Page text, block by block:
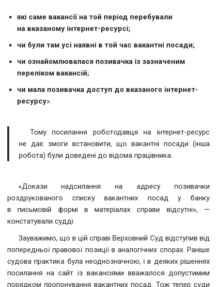
які саме вакансії на той період перебували
на вказаному інтернет-ресурсі;
чи були там усі наявні в той час вакантні посади;
чи ознайомлювалася позивачка із зазначеним
переліком вакансій;
чи мала позивачка доступ до вказаного інтернет-
ресурсу».
Тому посилання роботодавця на інтернет-ресурс
не дає змоги встановити, що вакантні посади (інша
робота) були доведені до відома працівника.
«Докази надсилання на адресу позивачки
роздрукованого списку вакантних посад у банку
в письмовій формі в матеріалах справи відсутні», —
констатували судді.
Зауважимо, що в цій справі Верховний Суд відступив від
попередньої правової позиції в аналогічних спорах. Раніше
судова практика була неоднозначною, і в деяких рішеннях
посилання на сайт із вакансіями вважалося допустимим
порядком пропонування вакантних посад. Тож тепер суди